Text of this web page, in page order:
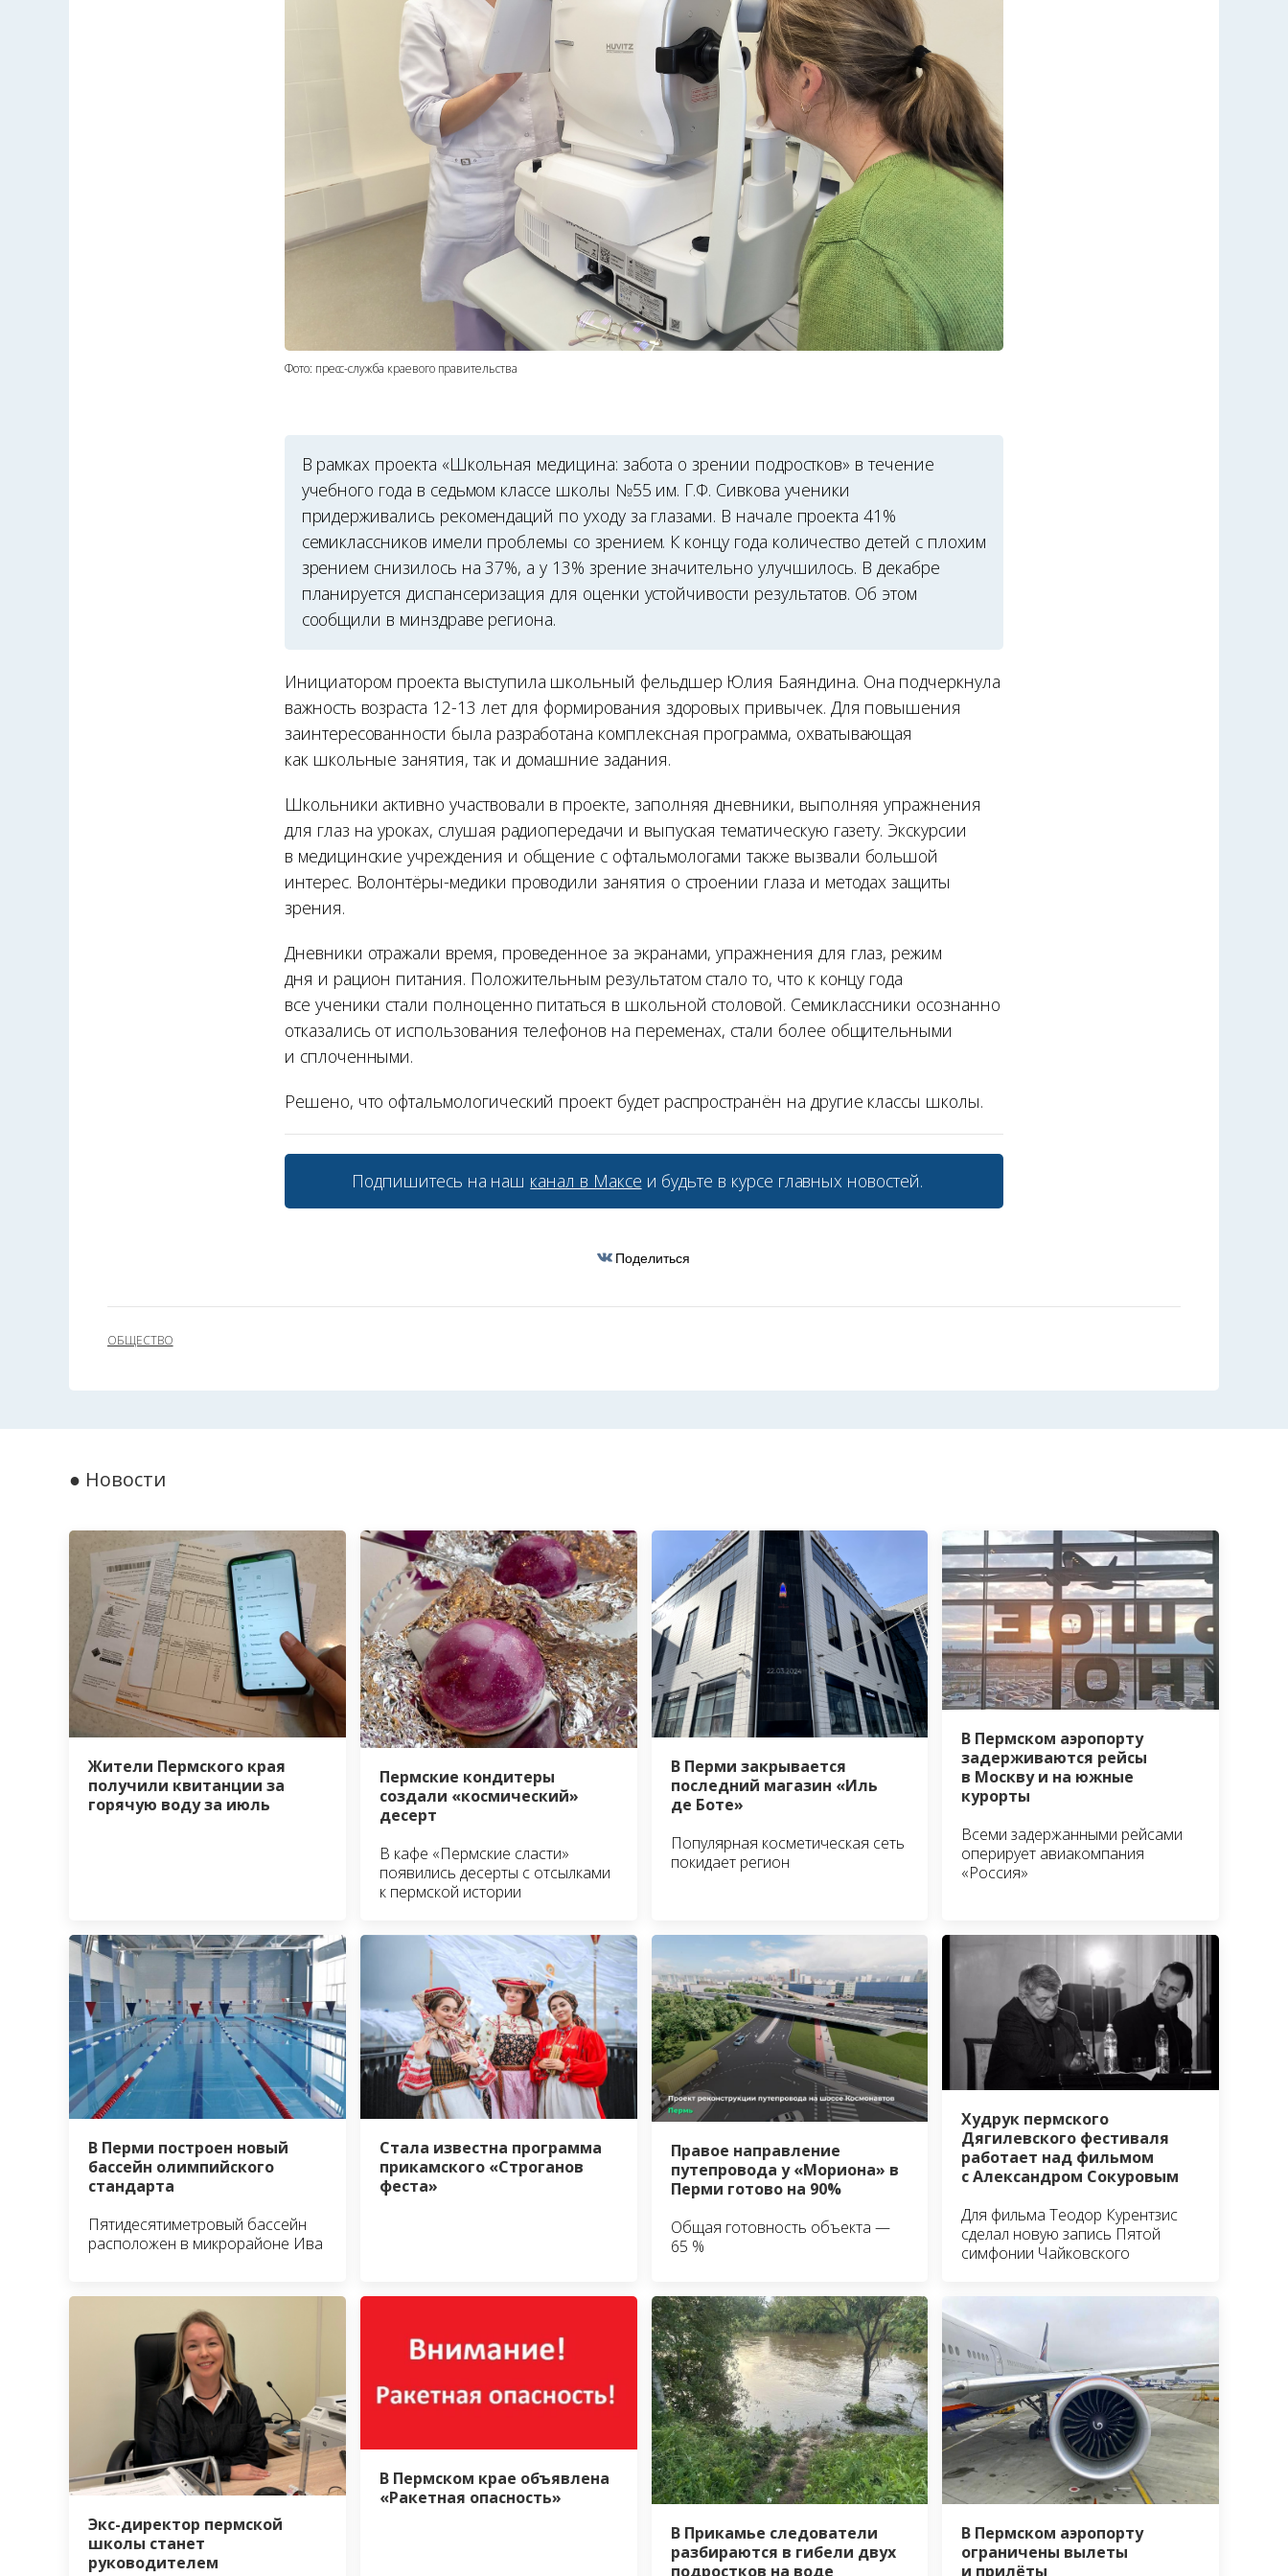
Фото: пресс-служба краевого правительства
В рамках проекта «Школьная медицина: забота о зрении подростков» в течение
учебного года в седьмом классе школы №55 им. Г.Ф. Сивкова ученики
придерживались рекомендаций по уходу за глазами. В начале проекта 41%
семиклассников имели проблемы со зрением. К концу года количество детей с плохим
зрением снизилось на 37%, а у 13% зрение значительно улучшилось. В декабре
планируется диспансеризация для оценки устойчивости результатов. Об этом
сообщили в минздраве региона.
Инициатором проекта выступила школьный фельдшер Юлия Баяндина. Она подчеркнула
важность возраста 12-13 лет для формирования здоровых привычек. Для повышения
заинтересованности была разработана комплексная программа, охватывающая
как школьные занятия, так и домашние задания.
Школьники активно участвовали в проекте, заполняя дневники, выполняя упражнения
для глаз на уроках, слушая радиопередачи и выпуская тематическую газету. Экскурсии
в медицинские учреждения и общение с офтальмологами также вызвали большой
интерес. Волонтёры-медики проводили занятия о строении глаза и методах защиты
зрения.
Дневники отражали время, проведенное за экранами, упражнения для глаз, режим
дня и рацион питания. Положительным результатом стало то, что к концу года
все ученики стали полноценно питаться в школьной столовой. Семиклассники осознанно
отказались от использования телефонов на переменах, стали более общительными
и сплоченными.
Решено, что офтальмологический проект будет распространён на другие классы школы.
Подпишитесь на наш канал в Максе и будьте в курсе главных новостей.
Поделиться
ОБЩЕСТВО
● Новости
Жители Пермского края
получили квитанции за
горячую воду за июль
Пермские кондитеры
создали «космический»
десерт
В кафе «Пермские сласти»
появились десерты с отсылками
к пермской истории
В Перми закрывается
последний магазин «Иль
де Боте»
Популярная косметическая сеть
покидает регион
В Пермском аэропорту
задерживаются рейсы
в Москву и на южные
курорты
Всеми задержанными рейсами
оперирует авиакомпания
«Россия»
В Перми построен новый
бассейн олимпийского
стандарта
Пятидесятиметровый бассейн
расположен в микрорайоне Ива
Стала известна программа
прикамского «Строганов
феста»
Правое направление
путепровода у «Мориона» в
Перми готово на 90%
Общая готовность объекта —
65 %
Худрук пермского
Дягилевского фестиваля
работает над фильмом
с Александром Сокуровым
Для фильма Теодор Курентзис
сделал новую запись Пятой
симфонии Чайковского
Экс-директор пермской
школы станет
руководителем
В Пермском крае объявлена
«Ракетная опасность»
В Прикамье следователи
разбираются в гибели двух
подростков на воде
В Пермском аэропорту
ограничены вылеты
и прилёты